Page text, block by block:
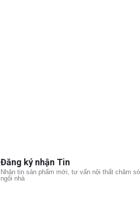
Đăng ký nhận Tin
Nhận tin sản phẩm mới, tư vấn nội thất chăm
ngôi nhà